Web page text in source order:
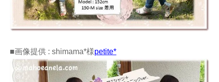
■画像提供 : shimama*様petite*